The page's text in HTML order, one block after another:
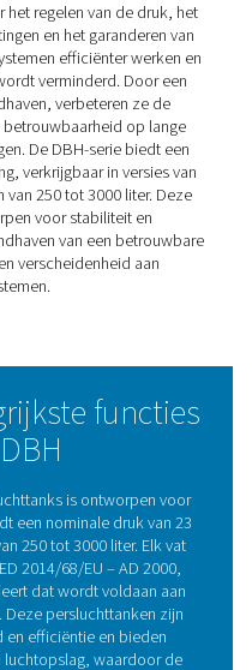
nodig is om de druk te
en een continue toevoer
wordt
van 23 bar en 41 bar en
liter is de DBH-serie
Of u nu extra
aan te kunnen of een
efficiënt te laten
praktische en betrouwbare
te voldoen aan strenge
en prestaties in
de belasting op
het energieverbruik te
betrouwbaarheid te